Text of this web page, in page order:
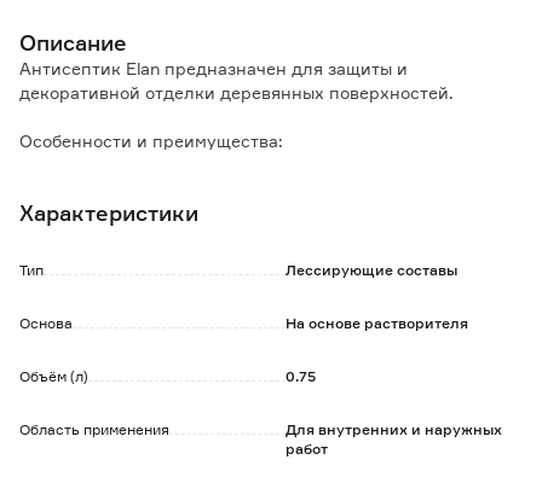
Описание
Антисептик Elan предназначен для защиты и
декоративной отделки деревянных поверхностей.
Особенности и преимущества:
- придает дереву водоотталкивающие свойства;
атмосферных явлений;
- легко наносится, легко обновляется, не трескается и не
- насыщенные цвета не выгорают на солнце.
Характеристики
Тип Лессирующие составы
Основа На основе растворителя
Объём (л) 0.75
Область применения
Для внутренних и наружных
работ